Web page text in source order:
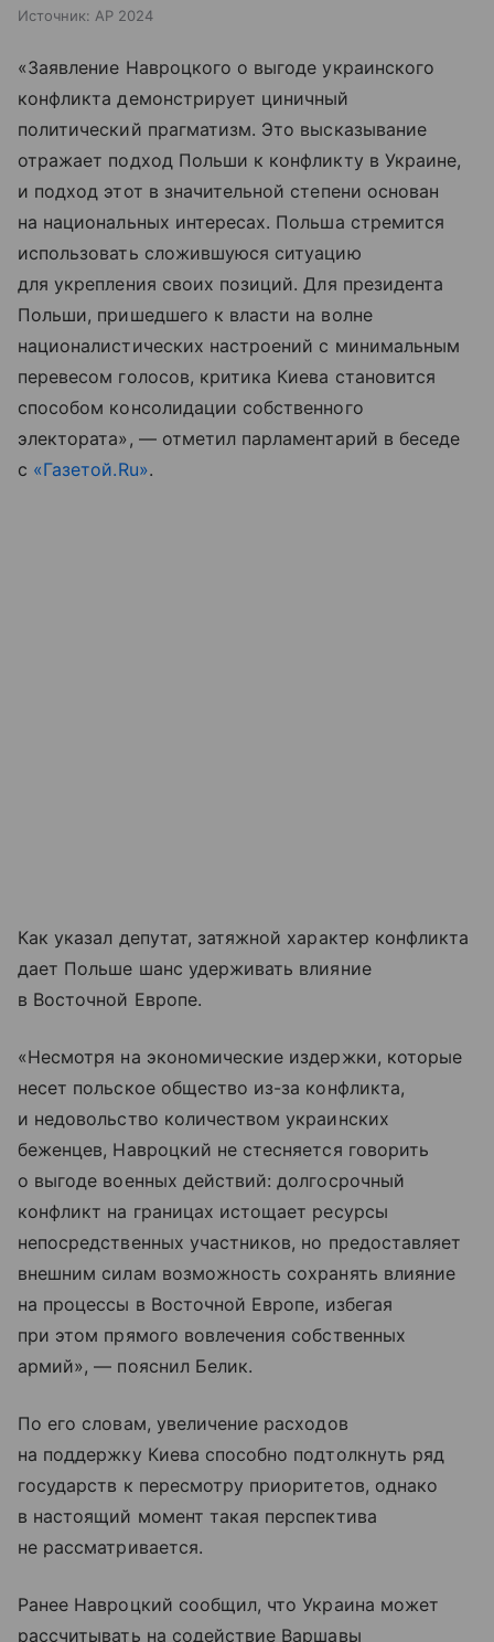
Источник: AP 2024
«Заявление Навроцкого о выгоде украинского
конфликта демонстрирует циничный
политический прагматизм. Это высказывание
отражает подход Польши к конфликту в Украине,
и подход этот в значительной степени основан
на национальных интересах. Польша стремится
использовать сложившуюся ситуацию
для укрепления своих позиций. Для президента
Польши, пришедшего к власти на волне
националистических настроений с минимальным
перевесом голосов, критика Киева становится
способом консолидации собственного
электората», — отметил парламентарий в беседе
с «Газетой.Ru».
Как указал депутат, затяжной характер конфликта
дает Польше шанс удерживать влияние
в Восточной Европе.
«Несмотря на экономические издержки, которые
несет польское общество из-за конфликта,
и недовольство количеством украинских
беженцев, Навроцкий не стесняется говорить
о выгоде военных действий: долгосрочный
конфликт на границах истощает ресурсы
непосредственных участников, но предоставляет
внешним силам возможность сохранять влияние
на процессы в Восточной Европе, избегая
при этом прямого вовлечения собственных
армий», — пояснил Белик.
По его словам, увеличение расходов
на поддержку Киева способно подтолкнуть ряд
государств к пересмотру приоритетов, однако
в настоящий момент такая перспектива
не рассматривается.
Ранее Навроцкий сообщил, что Украина может
рассчитывать на содействие Варшавы